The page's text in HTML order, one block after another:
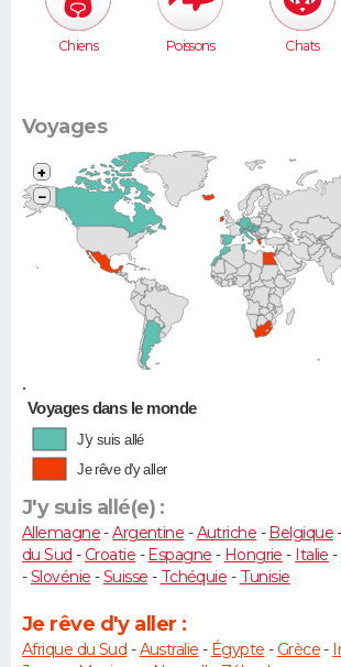
Chiens Poissons Chats
Voyages
•
+
−
Voyages dans le monde
J'y suis allé
Je rêve d'y aller
J'y suis allé(e) :
Allemagne-Argentine -Autriche -Belgique-
du Sud - Croatie -Espagne - Hongrie - Italie -
-Slovénie -Suisse - Tchéquie - Tunisie
Je rêve d'y aller :
Afrique du Sud -Australie - Égypte - Grèce-